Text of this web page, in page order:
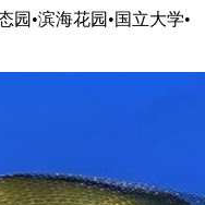
园•滨海花园•国立大学•